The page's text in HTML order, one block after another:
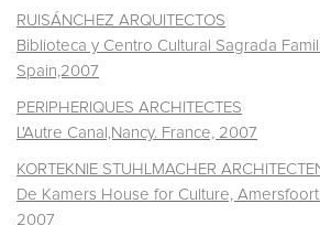
RUISÁNCHEZ ARQUITECTOS
Biblioteca y Centro Cultural Sagrada
Spain,2007
PERIPHERIQUES ARCHITECTES
L'Autre Canal,Nancy. France, 2007
KORTEKNIE STUHLMACHER
De Kamers House for Culture,
2007